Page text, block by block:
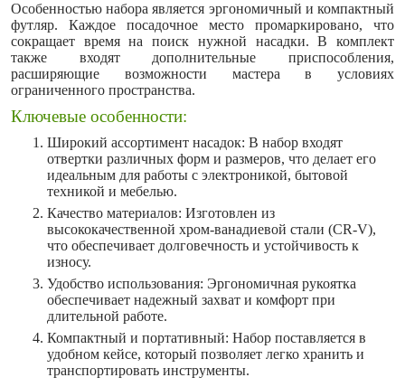
Особенностью набора является эргономичный и компактный
футляр. Каждое посадочное место промаркировано, что
сокращает время на поиск нужной насадки. В комплект
также входят дополнительные приспособления,
расширяющие возможности мастера в условиях
ограниченного пространства.
Ключевые особенности:
Широкий ассортимент насадок: В набор входят
отвертки различных форм и размеров, что делает его
идеальным для работы с электроникой, бытовой
техникой и мебелью.
Качество материалов: Изготовлен из
высококачественной хром-ванадиевой стали (CR-V),
что обеспечивает долговечность и устойчивость к
износу.
Удобство использования: Эргономичная рукоятка
обеспечивает надежный захват и комфорт при
длительной работе.
Компактный и портативный: Набор поставляется в
удобном кейсе, который позволяет легко хранить и
транспортировать инструменты.